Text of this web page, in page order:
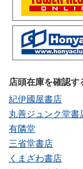
店頭在庫を確認す
紀伊國屋書店
丸善ジュンク堂書
有隣堂
三省堂書店
くまざわ書店